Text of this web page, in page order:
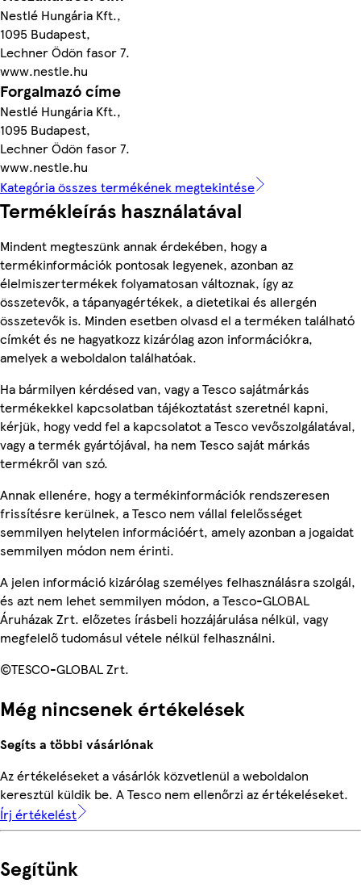
Nestlé Hungária Kft.,
1095 Budapest,
Lechner Ödön fasor 7.
www.nestle.hu
Forgalmazó címe
Nestlé Hungária Kft.,
1095 Budapest,
Lechner Ödön fasor 7.
www.nestle.hu
Kategória összes termékének megtekintése
Termékleírás használatával
Mindent megteszünk annak érdekében, hogy a
termékinformációk pontosak legyenek, azonban az
élelmiszertermékek folyamatosan változnak, így az
összetevők, a tápanyagértékek, a dietetikai és allergén
összetevők is. Minden esetben olvasd el a terméken található
címkét és ne hagyatkozz kizárólag azon információkra,
amelyek a weboldalon találhatóak.
Ha bármilyen kérdésed van, vagy a Tesco sajátmárkás
termékekkel kapcsolatban tájékoztatást szeretnél kapni,
kérjük, hogy vedd fel a kapcsolatot a Tesco vevőszolgálatával,
vagy a termék gyártójával, ha nem Tesco saját márkás
termékről van szó.
Annak ellenére, hogy a termékinformációk rendszeresen
frissítésre kerülnek, a Tesco nem vállal felelősséget
semmilyen helytelen információért, amely azonban a jogaidat
semmilyen módon nem érinti.
A jelen információ kizárólag személyes felhasználásra szolgál,
és azt nem lehet semmilyen módon, a Tesco-GLOBAL
Áruházak Zrt. előzetes írásbeli hozzájárulása nélkül, vagy
megfelelő tudomásul vétele nélkül felhasználni.
©TESCO-GLOBAL Zrt.
Még nincsenek értékelések
Segíts a többi vásárlónak
Az értékeléseket a vásárlók közvetlenül a weboldalon
keresztül küldik be. A Tesco nem ellenőrzi az értékeléseket.
Írj értékelést
Segítünk